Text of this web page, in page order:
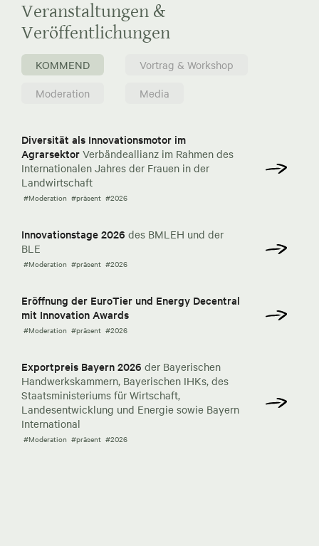
Veranstaltungen &
Veröffentlichungen
KOMMEND
Vortrag & Workshop
Moderation
Media
Diversität als Innovationsmotor im
Agrarsektor Verbändeallianz im Rahmen des
Internationalen Jahres der Frauen in der
Landwirtschaft
#Moderation #präsent #2026
Innovationstage 2026 des BMLEH und der
BLE
#Moderation #präsent #2026
Eröffnung der EuroTier und Energy Decentral
mit Innovation Awards
#Moderation #präsent #2026
Exportpreis Bayern 2026 der Bayerischen
Handwerkskammern, Bayerischen IHKs, des
Staatsministeriums für Wirtschaft,
Landesentwicklung und Energie sowie Bayern
International
#Moderation #präsent #2026